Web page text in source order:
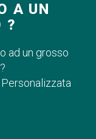
A UN
?
ad un grosso